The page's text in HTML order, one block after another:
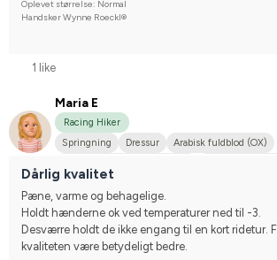
Oplevet størrelse: Normal
Handsker Wynne Roeckl®
1 like
Maria E
Racing Hiker
Springning
Dressur
Arabisk fuldblod (OX)
Dårlig kvalitet
Pæne, varme og behagelige.
Holdt hænderne ok ved temperaturer ned til -3.
Desværre holdt de ikke engang til en kort ridetur.
kvaliteten være betydeligt bedre.